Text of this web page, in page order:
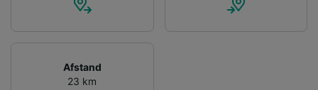
Afstand
23 km
voor de volgende doeleinden:
Precieze geolocatiegegevens gebruiken. De
apparaatkenmerken actief scannen ter
opslaan en/of openen. Gepersonaliseerde
advertenties en content, advertentie- en